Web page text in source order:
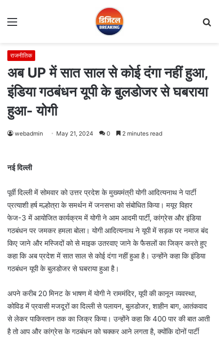
Menu
राजनीतिक
अब UP में सात साल से कोई दंगा नहीं हुआ,
इंडिया गठबंधन यूपी के बुलडोजर से घबराया
हुआ- योगी
webadmin May 21, 2024 0 2 minutes read
नई दिल्ली
पूर्वी दिल्ली में सोमवार को उत्तर प्रदेश के मुख्यमंत्री योगी आदित्यनाथ ने पार्टी
प्रत्याशी हर्ष मल्होत्रा के समर्थन में जनसभा को संबोधित किया। मयूर विहार
फेज-3 में आयोजित कार्यक्रम में योगी ने आम आदमी पार्टी, कांग्रेस और इंडिया
गठबंधन पर जमकर हमला बोला। योगी आदित्यनाथ ने यूपी में सड़क पर नमाज बंद
किए जाने और मस्जिदों को से माइक उतरवाए जाने के फैसलों का जिक्र करते हुए
कहा कि अब प्रदेश में सात साल से कोई दंगा नहीं हुआ है। उन्होंने कहा कि इंडिया
गठबंधन यूपी के बुलडोजर से घबराया हुआ है।
अपने करीब 20 मिनट के भाषण में योगी ने राममंदिर, यूपी की कानून व्यवस्था,
कोविड में प्रवासी मजदूरों का दिल्ली से पलायन, बुलडोजर, शाहीन बाग, आतंकवाद
से लेकर पाकिस्तान तक का जिक्र किया। उन्होंने कहा कि 400 पार की बात आती
है तो आप और कांग्रेस के गठबंधन को चक्कर आने लगता है, क्योंकि दोनों पार्टी